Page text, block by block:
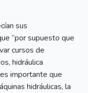
sus
“por supuesto que
cursos de
hidráulica
importante que
hidráulicas, la